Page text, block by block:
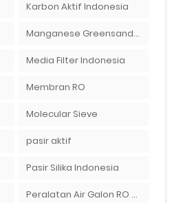
Karbon Aktif Indonesia
Manganese Greensand Plus
Media Filter Indonesia
Membran RO
Molecular Sieve
pasir aktif
Pasir Silika Indonesia
Peralatan Air Galon RO Palembang